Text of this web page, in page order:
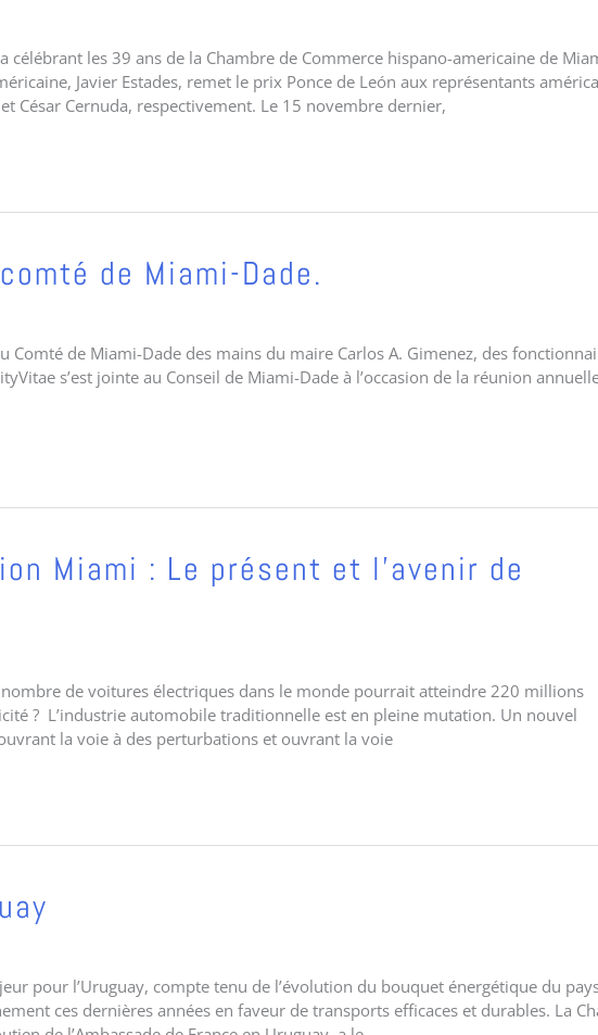
célébrant les 39 ans de la Chambre de Commerce hispano-americaine de
Javier Estades, remet le prix Ponce de León aux représentants
César Cernuda, respectivement. Le 15 novembre dernier,
de Miami-Dade.
Comté de Miami-Dade des mains du maire Carlos A. Gimenez, des
s’est jointe au Conseil de Miami-Dade à l’occasion de la réunion
Miami : Le présent et l’avenir de
nombre de voitures électriques dans le monde pourrait atteindre 220 millions
? L’industrie automobile traditionnelle est en pleine mutation. Un nouvel
la voie à des perturbations et ouvrant la voie
pour l’Uruguay, compte tenu de l’évolution du bouquet énergétique du
ces dernières années en faveur de transports efficaces et durables. La